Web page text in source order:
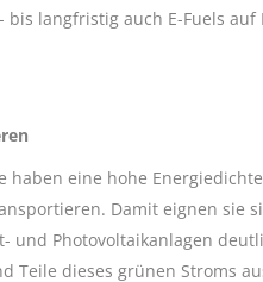
langfristig auch E-Fuels
haben eine hohe
Damit eignen sie
und Photovoltaikanlagen
Teile dieses grünen Stroms